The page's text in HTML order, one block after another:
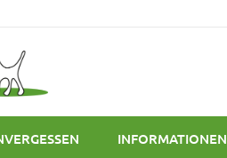
INFORMATIONEN